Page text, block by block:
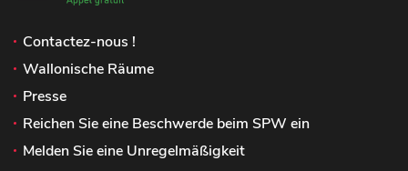
Contactez-nous !
Wallonische Räume
Presse
Reichen Sie eine Beschwerde beim SPW ein
Melden Sie eine Unregelmäßigkeit